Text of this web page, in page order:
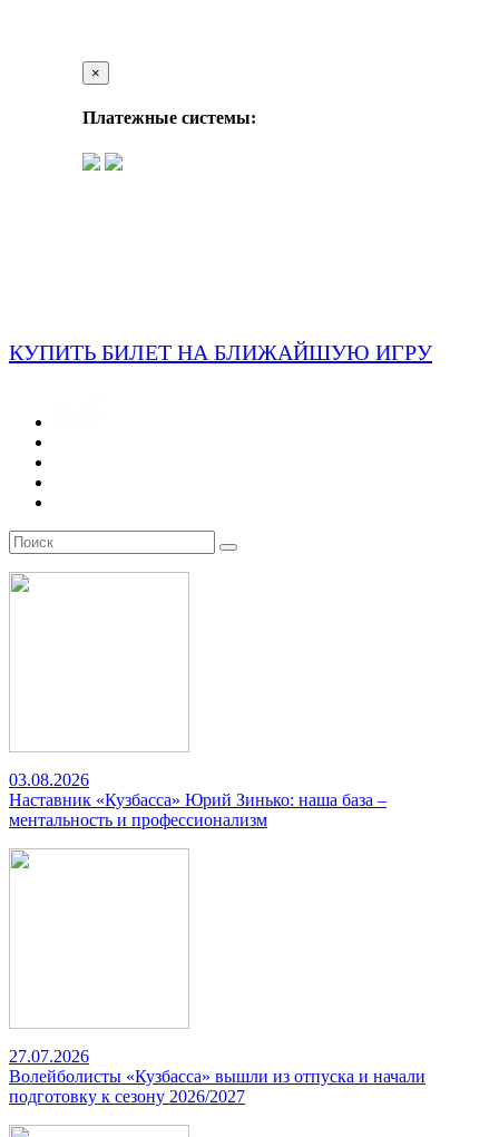
×
Платежные системы:
КУПИТЬ БИЛЕТ НА БЛИЖАЙШУЮ ИГРУ
03.08.2026
Наставник «Кузбасса» Юрий Зинько: наша база –
ментальность и профессионализм
27.07.2026
Волейболисты «Кузбасса» вышли из отпуска и начали
подготовку к сезону 2026/2027